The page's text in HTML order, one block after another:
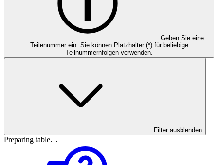
Geben Sie eine
Teilenummer ein. Sie können Platzhalter (*) für beliebige
Teilnummernfolgen verwenden.
Filter ausblenden
Preparing table…